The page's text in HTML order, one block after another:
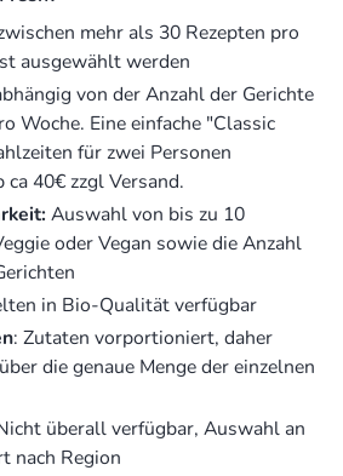
mehr als 30 Rezepten pro
ausgewählt werden
von der Anzahl der Gerichte
Woche. Eine einfache "Classic
für zwei Personen
ca 40€ zzgl Versand.
Auswahl von bis zu 10
oder Vegan sowie die Anzahl
in Bio-Qualität verfügbar
: Zutaten vorportioniert, daher
die genaue Menge der einzelnen
überall verfügbar, Auswahl an
nach Region